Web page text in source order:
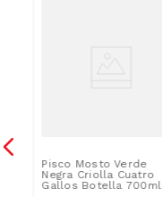
Pisco Mosto Verde
Negra Criolla Cuatro
Gallos Botella 700ml